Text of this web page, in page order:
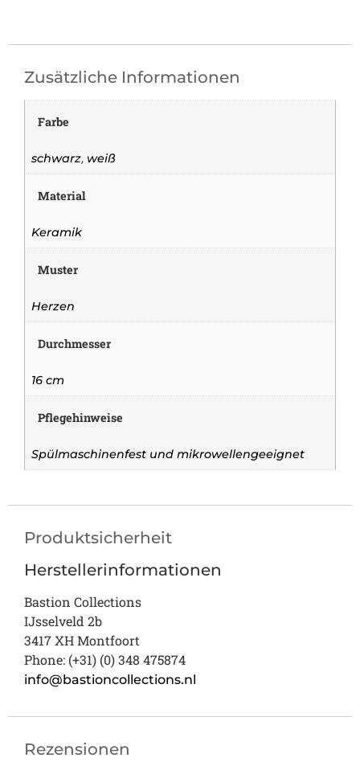
Zusätzliche Informationen
Farbe
schwarz, weiß
Material
Keramik
Muster
Herzen
Durchmesser
16 cm
Pflegehinweise
Spülmaschinenfest und mikrowellengeeignet
Produktsicherheit
Herstellerinformationen
Bastion Collections
IJsselveld 2b
3417 XH Montfoort
Phone: (+31) (0) 348 475874
info@bastioncollections.nl
Rezensionen